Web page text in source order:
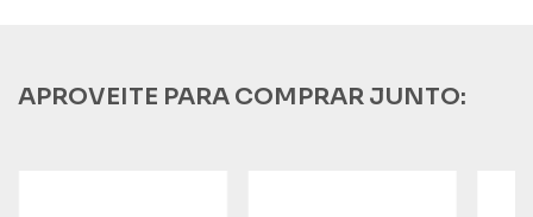
APROVEITE PARA COMPRAR JUNTO: